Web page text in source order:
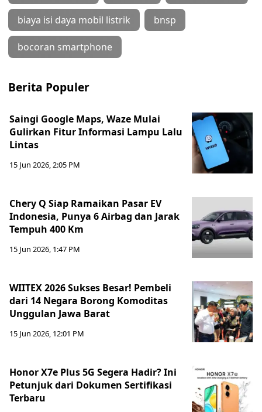
biaya isi daya mobil listrik bnsp
bocoran smartphone
Berita Populer
Saingi Google Maps, Waze Mulai
Gulirkan Fitur Informasi Lampu Lalu
Lintas
15 Jun 2026, 2:05 PM
Chery Q Siap Ramaikan Pasar EV
Indonesia, Punya 6 Airbag dan Jarak
Tempuh 400 Km
15 Jun 2026, 1:47 PM
WIITEX 2026 Sukses Besar! Pembeli
dari 14 Negara Borong Komoditas
Unggulan Jawa Barat
15 Jun 2026, 12:01 PM
Honor X7e Plus 5G Segera Hadir? Ini
Petunjuk dari Dokumen Sertifikasi
Terbaru